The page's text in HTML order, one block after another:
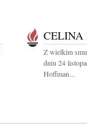
CELINA
Z wielkim
dniu 24
Hoffman...